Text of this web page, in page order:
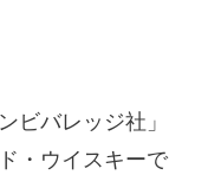
ビバレッジ社」
・ウイスキーで